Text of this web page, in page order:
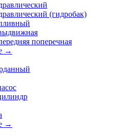
(гидробак)
поперечная
→
→